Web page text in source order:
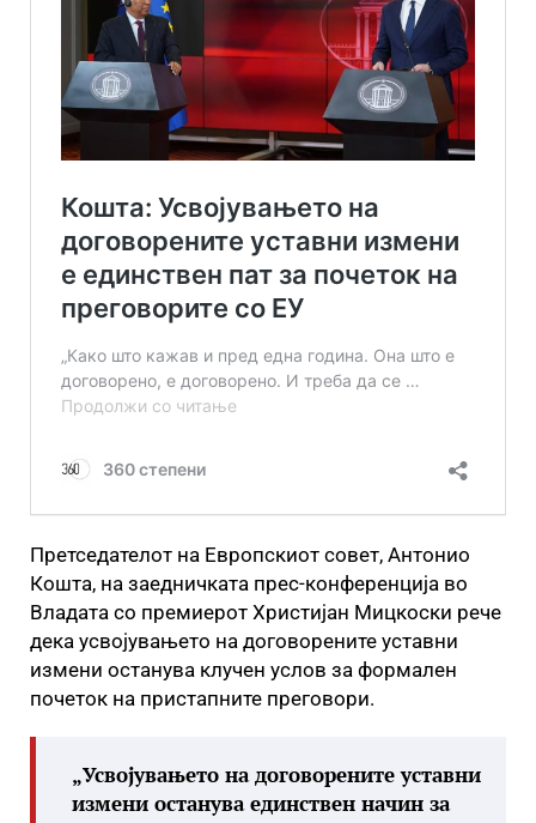
Претседателот на Европскиот совет, Антонио
Кошта, на заедничката прес-конференција во
Владата со премиерот Христијан Мицкоски рече
дека усвојувањето на договорените уставни
измени останува клучен услов за формален
почеток на пристапните преговори.
„Усвојувањето на договорените уставни
измени останува единствен начин за